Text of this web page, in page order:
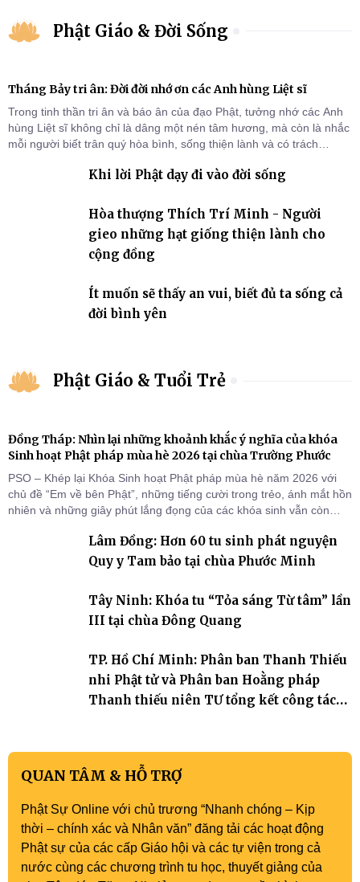
Phật Giáo & Đời Sống
Tháng Bảy tri ân: Đời đời nhớ ơn các Anh hùng Liệt sĩ
Trong tinh thần tri ân và báo ân của đạo Phật, tưởng nhớ các Anh
hùng Liệt sĩ không chỉ là dâng một nén tâm hương, mà còn là nhắc
mỗi người biết trân quý hòa bình, sống thiện lành và có trách
Khi lời Phật dạy đi vào đời sống
Hòa thượng Thích Trí Minh - Người
gieo những hạt giống thiện lành cho
cộng đồng
Ít muốn sẽ thấy an vui, biết đủ ta sống cả
đời bình yên
Phật Giáo & Tuổi Trẻ
Đồng Tháp: Nhìn lại những khoảnh khắc ý nghĩa của khóa
Sinh hoạt Phật pháp mùa hè 2026 tại chùa Trường Phước
PSO – Khép lại Khóa Sinh hoạt Phật pháp mùa hè năm 2026 với
chủ đề “Em về bên Phật”, những tiếng cười trong trẻo, ánh mắt hồn
nhiên và những giây phút lắng đọng của các khóa sinh vẫn còn
Tháp). Những tuần tu học ngắn ngủi nhưng đã trở thành hành
trang quý báu, gieo những hạt giống thiện l
Lâm Đồng: Hơn 60 tu sinh phát nguyện
Quy y Tam bảo tại chùa Phước Minh
Tây Ninh: Khóa tu “Tỏa sáng Từ tâm” lần
III tại chùa Đông Quang
TP. Hồ Chí Minh: Phân ban Thanh Thiếu
nhi Phật tử và Phân ban Hoằng pháp
Thanh thiếu niên TƯ tổng kết công tác
QUAN TÂM & HỖ TRỢ
Phật Sự Online với chủ trương “Nhanh chóng – Kịp
thời – chính xác và Nhân văn” đăng tải các hoạt động
Phật sự của các cấp Giáo hội và các tự viện trong cả
nước cùng các chương trình tu học, thuyết giảng của